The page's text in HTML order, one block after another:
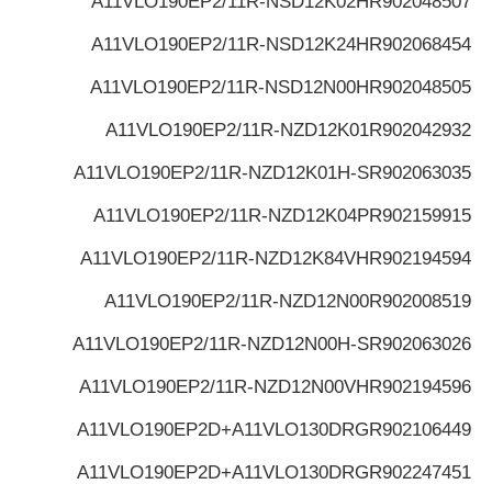
R902068454
A11VLO190EP2/11R-NSD12K24H
R902048505
A11VLO190EP2/11R-NSD12N00H
R902042932
A11VLO190EP2/11R-NZD12K01
R902063035
A11VLO190EP2/11R-NZD12K01H-S
R902159915
A11VLO190EP2/11R-NZD12K04P
R902194594
A11VLO190EP2/11R-NZD12K84VH
R902008519
A11VLO190EP2/11R-NZD12N00
R902063026
A11VLO190EP2/11R-NZD12N00H-S
R902194596
A11VLO190EP2/11R-NZD12N00VH
R902106449
A11VLO190EP2D+A11VLO130DRG
R902247451
A11VLO190EP2D+A11VLO130DRG